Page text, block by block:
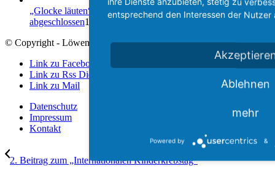
„Glocke läuten“ auf der KMT Station – Wandbemalung
abgeschlossen10.07.2026 - 16:10
© Copyright - Löwenstern e.V.
Link zu Facebook
Link zu Rss Diese Seite
Link zu Mail
Datenschutz
Impressum
Kontakt
2. Beitrag zum „Internationalen Kinderkrebstag“
entsprechend den Interessen der Nutzer
Ablehnen
mehr
Powered by &